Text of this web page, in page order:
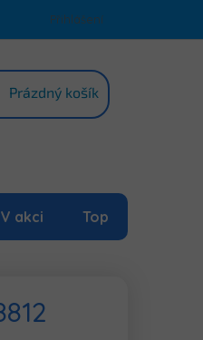
údajů Mapa serveru
Přihlášení
KOŠÍK
Prázdný košík
V akci Top